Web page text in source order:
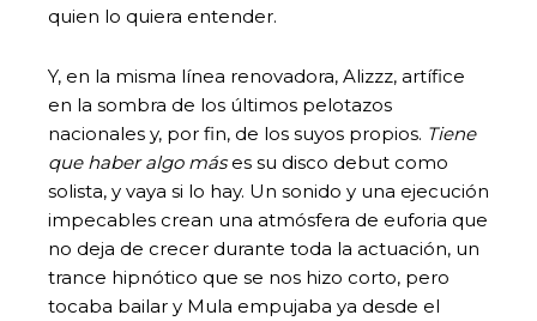
quien lo quiera entender.
Y, en la misma línea renovadora, Alizzz, artífice
en la sombra de los últimos pelotazos
nacionales y, por fin, de los suyos propios. Tiene
que haber algo máses su disco debut como
solista, y vaya si lo hay. Un sonido y una ejecución
impecables crean una atmósfera de euforia que
no deja de crecer durante toda la actuación, un
trance hipnótico que se nos hizo corto, pero
tocaba bailar y Mula empujaba ya desde el